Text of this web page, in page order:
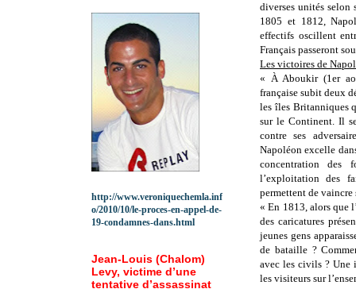
diverses unités selon
1805 et 1812,
effectifs oscillent
Français passeront
Les victoires de
« À Aboukir (1er
française subit deux
les îles Britanniques
sur le Continent. Il
contre ses
Napoléon excelle
concentration des
l’exploitation des
permettent de
« En 1813, alors que
des caricatures
jeunes gens
de bataille ?
avec les civils ? Une
les visiteurs sur
http://www.veroniquechemla.inf
o/2010/10/le-proces-en-appel-de-
19-condamnes-dans.html
Jean-Louis (Chalom)
Levy, victime d’une
tentative d’assassinat